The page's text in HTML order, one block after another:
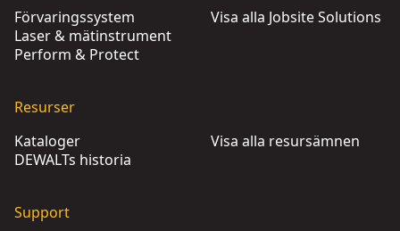
Förvaringssystem
Laser & mätinstrument
Perform & Protect
Visa alla Jobsite Solutions
Resurser
Kataloger
DEWALTs historia
Visa alla resursämnen
Support